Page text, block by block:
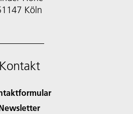
Köln
Kontakt